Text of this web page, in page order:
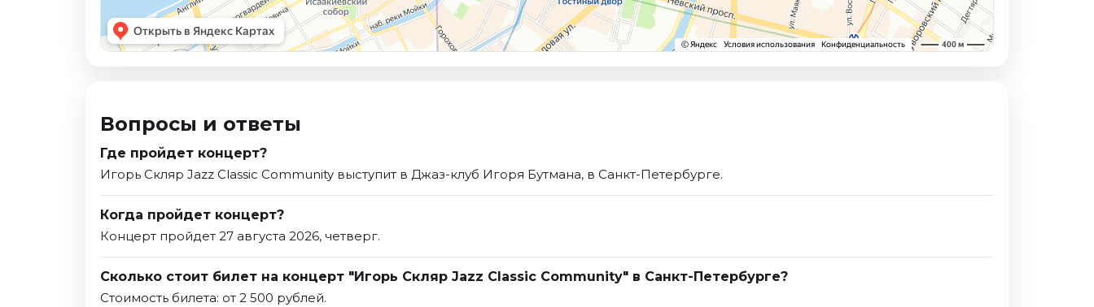
Вопросы и ответы
Где пройдет концерт?
Игорь Скляр Jazz Classic Community выступит в Джаз-клуб Игоря Бутмана, в Санкт-Петербурге.
Когда пройдет концерт?
Концерт пройдет 27 августа 2026, четверг.
Сколько стоит билет на концерт "Игорь Скляр Jazz Classic Community" в Санкт-Петербурге?
Стоимость билета: от 2 500 рублей.